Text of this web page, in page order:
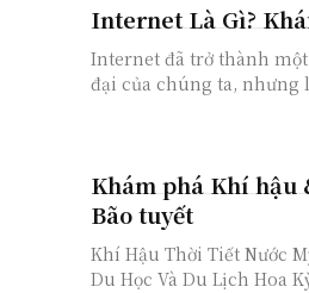
Internet Là Gì?
Internet đã trở thành
đại của chúng ta, nhưng
Khám phá Khí hậu
Bão tuyết
Khí Hậu Thời Tiết Nước
Du Học Và Du Lịch Hoa